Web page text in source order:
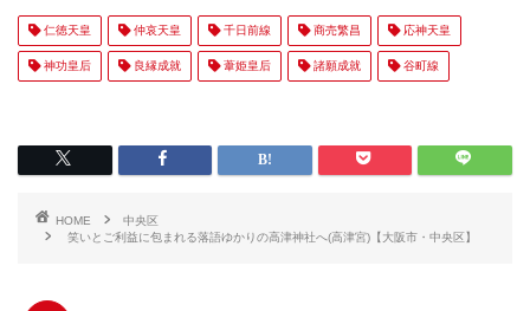
仁徳天皇 仲哀天皇 千日前線 商売繁昌 応神天皇
神功皇后 良縁成就 葦姫皇后 諸願成就 谷町線
HOME
中央区
笑いとご利益に包まれる落語ゆかりの高津神社へ(高津宮)【大阪市・中央区】